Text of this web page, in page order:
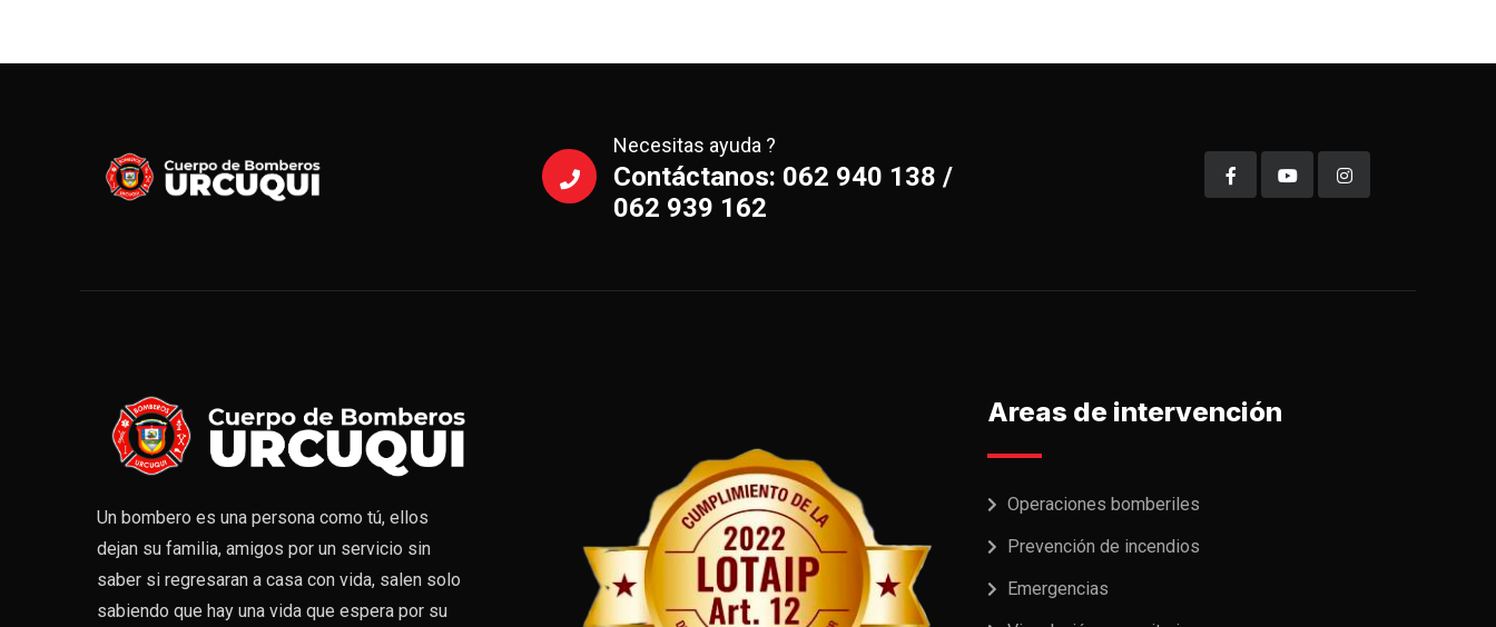
Necesitas ayuda ?
Contáctanos: 062 940 138 /
062 939 162
Un bombero es una persona como tú, ellos
dejan su familia, amigos por un servicio sin
saber si regresaran a casa con vida, salen solo
sabiendo que hay una vida que espera por su
Areas de intervención
Operaciones bomberiles
Prevención de incendios
Emergencias